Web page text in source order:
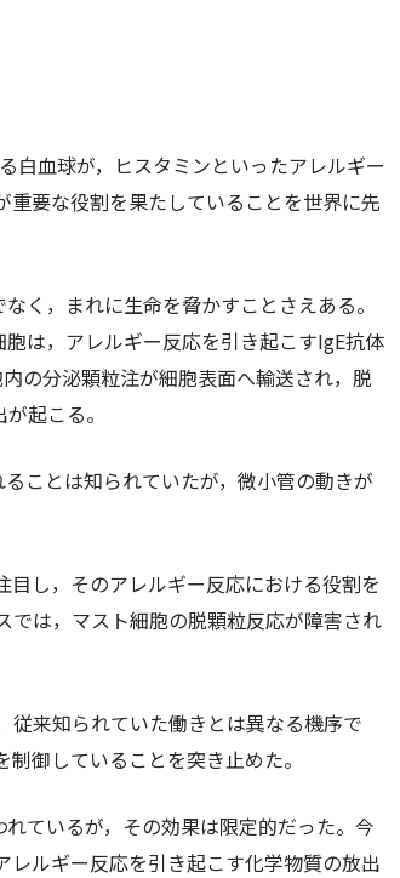
白血球が，ヒスタミンといったアレルギー
要な役割を果たしていることを世界に先
く，まれに生命を脅かすことさえある。
は，アレルギー反応を引き起こすIgE抗体
の分泌顆粒注が細胞表面へ輸送され，脱
起こる。
ことは知られていたが，微小管の動きが
し，そのアレルギー反応における役割を
では，マスト細胞の脱顆粒反応が障害され
従来知られていた働きとは異なる機序で
御していることを突き止めた。
ているが，その効果は限定的だった。今
ルギー反応を引き起こす化学物質の放出